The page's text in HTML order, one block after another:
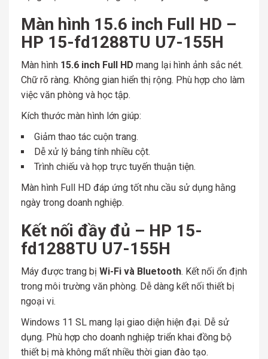
Màn hình 15.6 inch Full HD –
HP 15-fd1288TU U7-155H
Màn hình 15.6 inch Full HD mang lại hình ảnh sắc nét.
Chữ rõ ràng. Không gian hiển thị rộng. Phù hợp cho làm
việc văn phòng và học tập.
Kích thước màn hình lớn giúp:
Giảm thao tác cuộn trang.
Dễ xử lý bảng tính nhiều cột.
Trình chiếu và họp trực tuyến thuận tiện.
Màn hình Full HD đáp ứng tốt nhu cầu sử dụng hằng
ngày trong doanh nghiệp.
Kết nối đầy đủ – HP 15-
fd1288TU U7-155H
Máy được trang bị Wi-Fi và Bluetooth. Kết nối ổn định
trong môi trường văn phòng. Dễ dàng kết nối thiết bị
ngoại vi.
Windows 11 SL mang lại giao diện hiện đại. Dễ sử
dụng. Phù hợp cho doanh nghiệp triển khai đồng bộ
thiết bị mà không mất nhiều thời gian đào tạo.